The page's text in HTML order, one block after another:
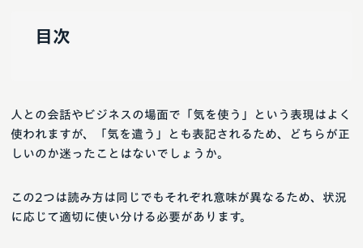
目次
人との会話やビジネスの場面で「気を使う」という表現はよく
使われますが、「気を遣う」とも表記されるため、どちらが正
しいのか迷ったことはないでしょうか。
この2つは読み方は同じでもそれぞれ意味が異なるため、状況
に応じて適切に使い分ける必要があります。